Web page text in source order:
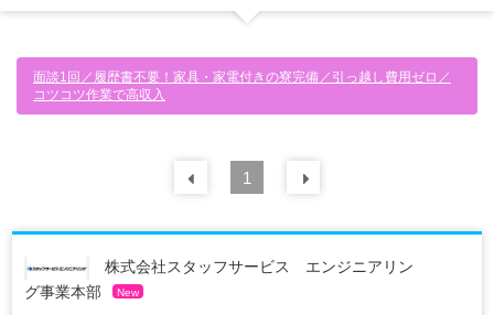
面談1回／履歴書不要！家具・家電付きの寮完備／引っ越し費用ゼロ／
コツコツ作業で高収入
前の 件
1
株式会社スタッフサービス エンジニアリン
グ事業本部
New